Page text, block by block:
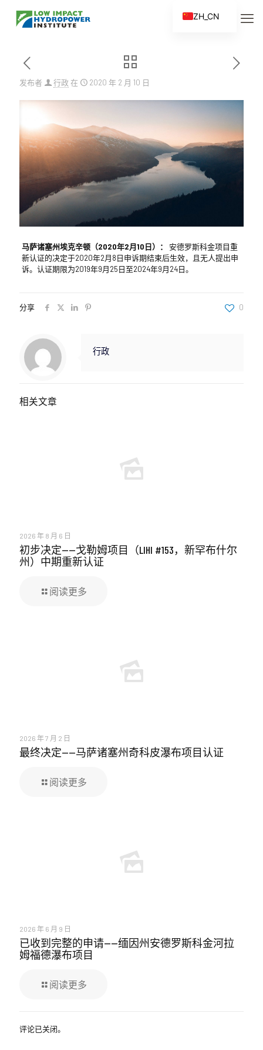
发布者 行政在 2020 年 2 月 10 日
马萨诸塞州埃克辛顿（2020年2月10日）：
安德罗斯科金项目重
新认证的决定于2020年2月8日申诉期结束后生效，且无人提出申
诉。认证期限为2019年9月25日至2024年9月24日。
分享 0
行政
相关文章
2026 年 8 月 6 日
初步决定——戈勒姆项目（LIHI #153，新罕布什尔
州）中期重新认证
阅读更多
2026 年 7 月 2 日
最终决定——马萨诸塞州奇科皮瀑布项目认证
阅读更多
2026 年 6 月 9 日
已收到完整的申请——缅因州安德罗斯科金河拉
姆福德瀑布项目
阅读更多
评论已关闭。
ZH_CN